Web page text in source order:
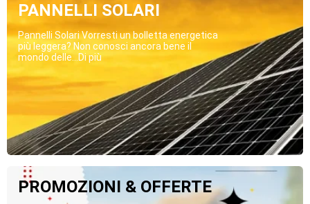
PANNELLI SOLARI
Pannelli Solari Vorresti un bolletta energetica
più leggera? Non conosci ancora bene il
mondo delle...Di più
PROMOZIONI & OFFERTE